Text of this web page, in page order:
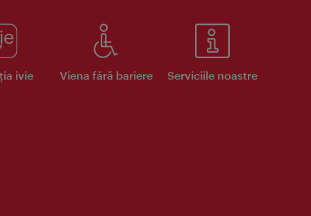
ivie Viena fără bariere Serviciile noastre